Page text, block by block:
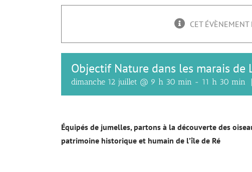
CET ÉVÈNEMENT
Objectif Nature dans les marais de
dimanche 12 juillet @ 9 h 30 min - 11 h 30 min |
Équipés de jumelles, partons à la découverte des
patrimoine historique et humain de l’île de Ré